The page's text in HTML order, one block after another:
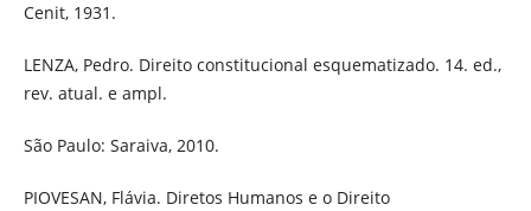
Cenit, 1931.
LENZA, Pedro. Direito constitucional esquematizado. 14. ed.,
rev. atual. e ampl.
São Paulo: Saraiva, 2010.
PIOVESAN, Flávia. Diretos Humanos e o Direito